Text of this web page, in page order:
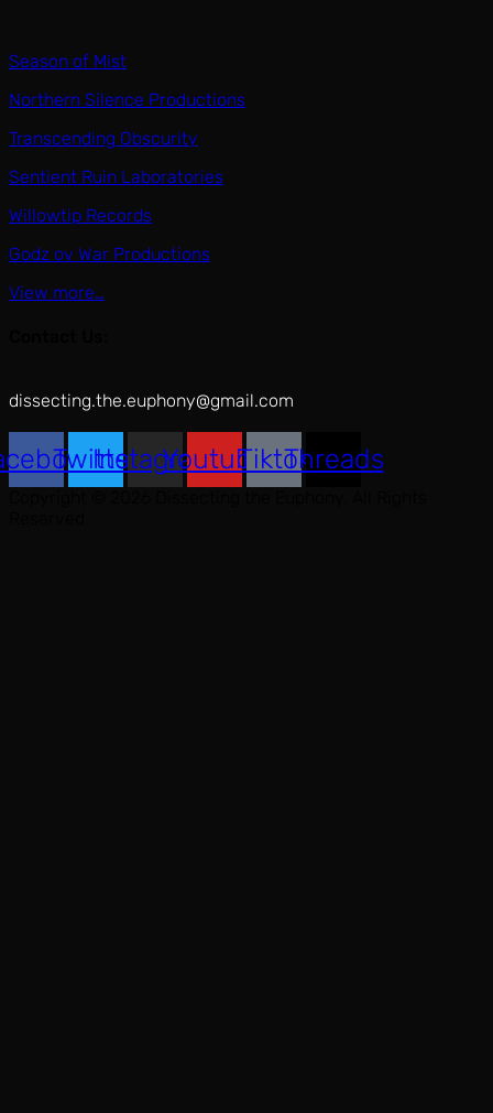
Season of Mist
Northern Silence Productions
Transcending Obscurity
Sentient Ruin Laboratories
Willowtip Records
Godz ov War Productions
View more…
dissecting.the.euphony@gmail.com
TwitterInstagram
YoutubeTiktokThreads